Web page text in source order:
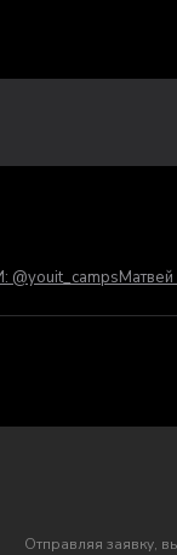
Отправляя заявку,